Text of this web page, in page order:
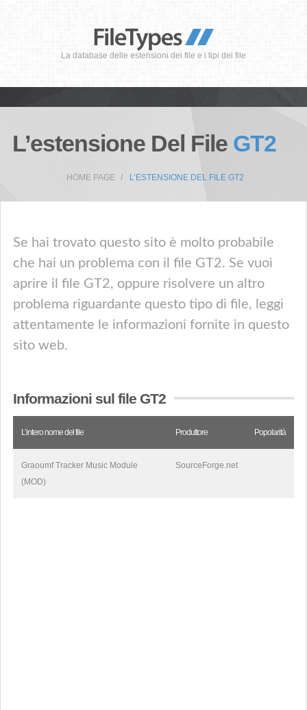
La database delle estensioni dei file e i tipi dei file
L’estensione Del File GT2
HOME PAGE L’ESTENSIONE DEL FILE GT2
Se hai trovato questo sito è molto probabile
che hai un problema con il file GT2. Se vuoi
aprire il file GT2, oppure risolvere un altro
problema riguardante questo tipo di file, leggi
attentamente le informazioni fornite in questo
sito web.
Informazioni sul file GT2
L’intero nome del file Produttore Popolarità
Graoumf Tracker Music Module
(MOD)
SourceForge.net